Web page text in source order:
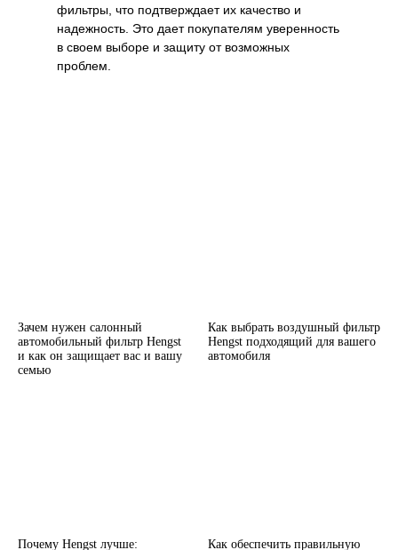
фильтры, что подтверждает их качество и
надежность. Это дает покупателям уверенность
в своем выборе и защиту от возможных
проблем.
Зачем нужен салонный
автомобильный фильтр Hengst
и как он защищает вас и вашу
семью
Как выбрать воздушный фильтр
Hengst подходящий для вашего
автомобиля
Почему Hengst лучше: Как обеспечить правильную